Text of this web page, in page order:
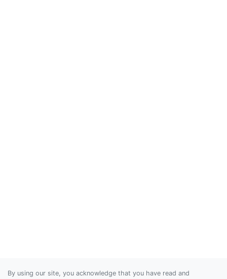
By using our site, you acknowledge that you have read and